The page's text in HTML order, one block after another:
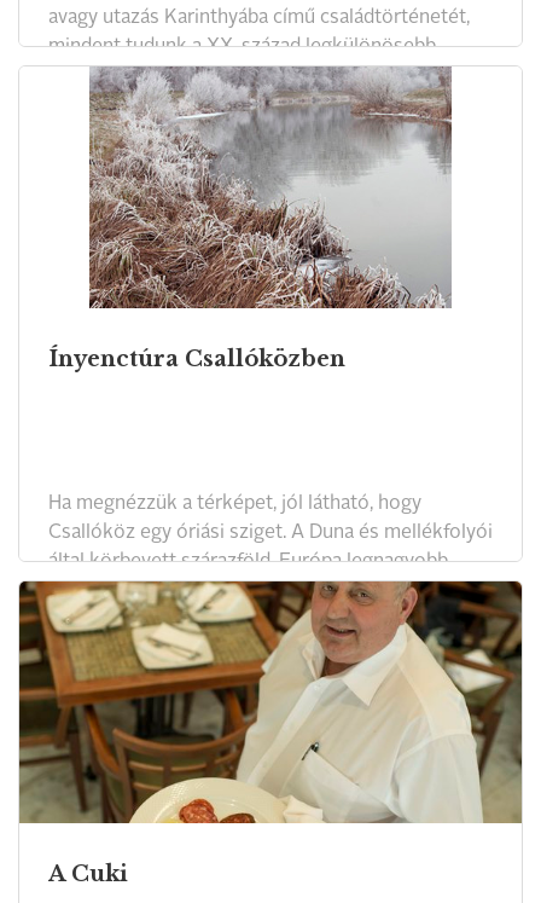
avagy utazás Karinthyába című családtörténetét,
mindent tudunk a XX. század legkülönösebb
irodalmi famíliájáról. A legendák ködvilágából
Karinthy Márton teremtett hús-vér valóságot. Egy
fontos kérdéssel azonban adós maradt: mennyire
érdekelte a gyomros matéria a Karinthyakat?
Ínyenctúra Csallóközben
Ha megnézzük a térképet, jól látható, hogy
Csallóköz egy óriási sziget. A Duna és mellékfolyói
által körbevett szárazföld, Európa legnagyobb
folyami szigete. A csallóközi gasztronómiára a
magyar konyha, valamint a szláv és a német
konyhaművészet egyaránt nagy hatással volt.
A Cuki